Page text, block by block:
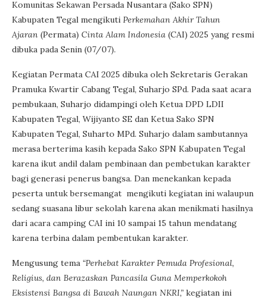
Komunitas Sekawan Persada Nusantara (Sako SPN)
Kabupaten Tegal mengikuti Perkemahan Akhir Tahun
Ajaran (Permata) Cinta Alam Indonesia (CAI) 2025 yang resmi
dibuka pada Senin (07/07).
Kegiatan Permata CAI 2025 dibuka oleh Sekretaris Gerakan
Pramuka Kwartir Cabang Tegal, Suharjo SPd. Pada saat acara
pembukaan, Suharjo didampingi oleh Ketua DPD LDII
Kabupaten Tegal, Wijiyanto SE dan Ketua Sako SPN
Kabupaten Tegal, Suharto MPd. Suharjo dalam sambutannya
merasa berterima kasih kepada Sako SPN Kabupaten Tegal
karena ikut andil dalam pembinaan dan pembetukan karakter
bagi generasi penerus bangsa. Dan menekankan kepada
peserta untuk bersemangat mengikuti kegiatan ini walaupun
sedang suasana libur sekolah karena akan menikmati hasilnya
dari acara camping CAI ini 10 sampai 15 tahun mendatang
karena terbina dalam pembentukan karakter.
Mengusung tema “Perhebat Karakter Pemuda Profesional,
Religius, dan Berazaskan Pancasila Guna Memperkokoh
Eksistensi Bangsa di Bawah Naungan NKRI,” kegiatan ini